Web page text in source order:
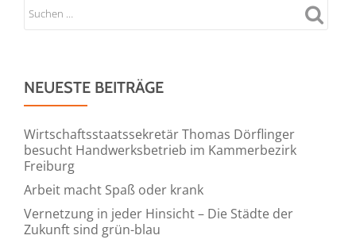
NEUESTE BEITRÄGE
Wirtschaftsstaatssekretär Thomas Dörflinger
besucht Handwerksbetrieb im Kammerbezirk
Freiburg
Arbeit macht Spaß oder krank
Vernetzung in jeder Hinsicht – Die Städte der
Zukunft sind grün-blau